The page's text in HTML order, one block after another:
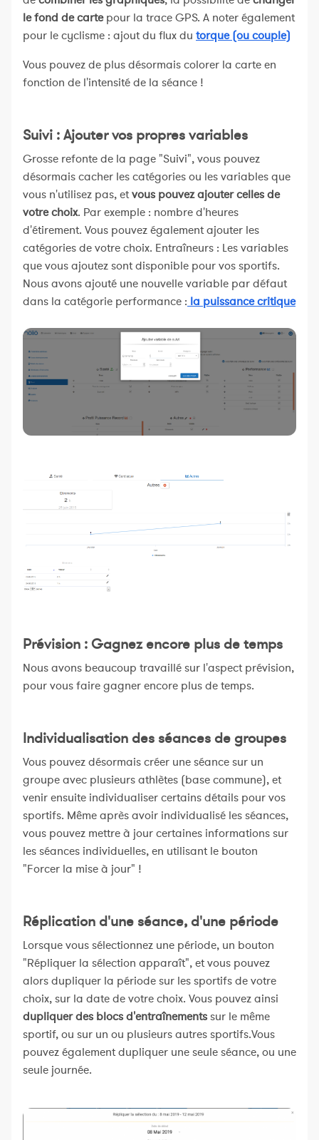
le fond de cartepour la trace GPS. A noter également
pour le cyclisme : ajout du flux du torque (ou couple)
Vous pouvez de plus désormais colorer la carte en
fonction de l'intensité de la séance !
Suivi : Ajouter vos propres variables
Grosse refonte de la page "Suivi", vous pouvez
désormais cacher les catégories ou les variables que
vous n'utilisez pas, etvous pouvez ajouter celles de
votre choix. Par exemple : nombre d'heures
d'étirement. Vous pouvez également ajouter les
catégories de votre choix. Entraîneurs : Les variables
que vous ajoutez sont disponible pour vos sportifs.
Nous avons ajouté une nouvelle variable par défaut
dans la catégorie performance : la puissance critique
Prévision : Gagnez encore plus de temps
Nous avons beaucoup travaillé sur l'aspect prévision,
pour vous faire gagner encore plus de temps.
Individualisation des séances de groupes
Vous pouvez désormais créer une séance sur un
groupe avec plusieurs athlètes (base commune), et
venir ensuite individualiser certains détails pour vos
sportifs. Même après avoir individualisé les séances,
vous pouvez mettre à jour certaines informations sur
les séances individuelles, en utilisant le bouton
"Forcer la mise à jour" !
Réplication d'une séance, d'une période
Lorsque vous sélectionnez une période, un bouton
"Répliquer la sélection apparaît", et vous pouvez
alors dupliquer la période sur les sportifs de votre
choix, sur la date de votre choix. Vous pouvez ainsi
dupliquer des blocs d'entraînementssur le même
sportif, ou sur un ou plusieurs autres sportifs.Vous
pouvez également dupliquer une seule séance, ou une
seule journée.